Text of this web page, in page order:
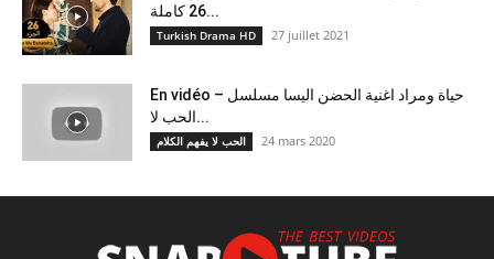
26 كاملة...
Turkish Drama HD 27 juillet 2021
En vidéo – حياة ومراد اغنية الحضن اليسا مسلسل
الحب لا...
الحب لا يفهم الكلام 24 mars 2020